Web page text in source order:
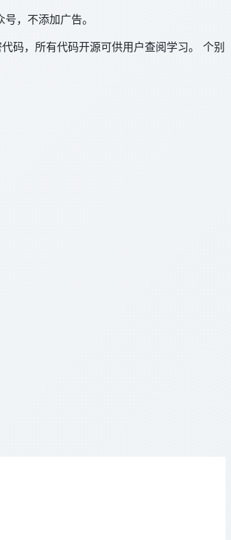
，不添加广告。
码，所有代码开源可供用户查阅学习。 个别